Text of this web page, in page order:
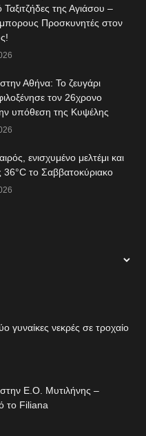
της Αγιάσου –
Προσκυνητές στον
Αθήνα: Το ζευγάρι
τον 26χρονο
υπόθεση της Κυψέλης
ενισχυμένο μελτέμι και
36°C το Σαββατοκύριακο
γυναίκες νεκρές σε τροχαίο
Ε.Ο. Μυτιλήνης –
το Filiana